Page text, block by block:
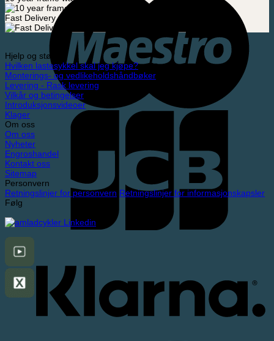
Fast Delivery
Hjelp og støtte
Hvilken lastesykkel skal jeg kjøpe?
Monterings- og vedlikeholdshåndbøker
Levering - Rask levering
Vilkår og betingelser
Introduksjonsvideoer
Klager
Om oss
Om oss
Nyheter
Engroshandel
Kontakt oss
Sitemap
Personvern
Retningslinjer for personvern Retningslinjer for informasjonskapsler
Følg